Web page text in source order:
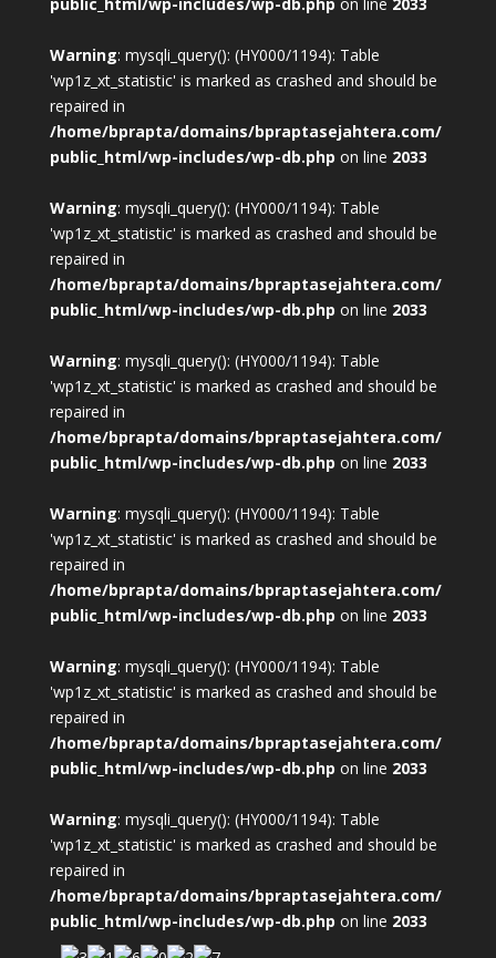
Warning: mysqli_query(): (HY000/1194): Table
'wp1z_xt_statistic' is marked as crashed and should be
repaired in
/home/bprapta/domains/bpraptasejahtera.com/
public_html/wp-includes/wp-db.php on line 2033
Warning: mysqli_query(): (HY000/1194): Table
'wp1z_xt_statistic' is marked as crashed and should be
repaired in
/home/bprapta/domains/bpraptasejahtera.com/
public_html/wp-includes/wp-db.php on line 2033
Warning: mysqli_query(): (HY000/1194): Table
'wp1z_xt_statistic' is marked as crashed and should be
repaired in
/home/bprapta/domains/bpraptasejahtera.com/
public_html/wp-includes/wp-db.php on line 2033
Warning: mysqli_query(): (HY000/1194): Table
'wp1z_xt_statistic' is marked as crashed and should be
repaired in
/home/bprapta/domains/bpraptasejahtera.com/
public_html/wp-includes/wp-db.php on line 2033
Warning: mysqli_query(): (HY000/1194): Table
'wp1z_xt_statistic' is marked as crashed and should be
repaired in
/home/bprapta/domains/bpraptasejahtera.com/
public_html/wp-includes/wp-db.php on line 2033
Warning: mysqli_query(): (HY000/1194): Table
'wp1z_xt_statistic' is marked as crashed and should be
repaired in
/home/bprapta/domains/bpraptasejahtera.com/
public_html/wp-includes/wp-db.php on line 2033